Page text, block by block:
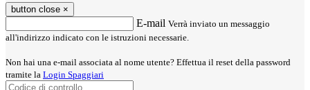
button close ×
E-mail Verrà inviato un messaggio
all'indirizzo indicato con le istruzioni necessarie.
Non hai una e-mail associata al nome utente? Effettua il reset della password
tramite la Login Spaggiari